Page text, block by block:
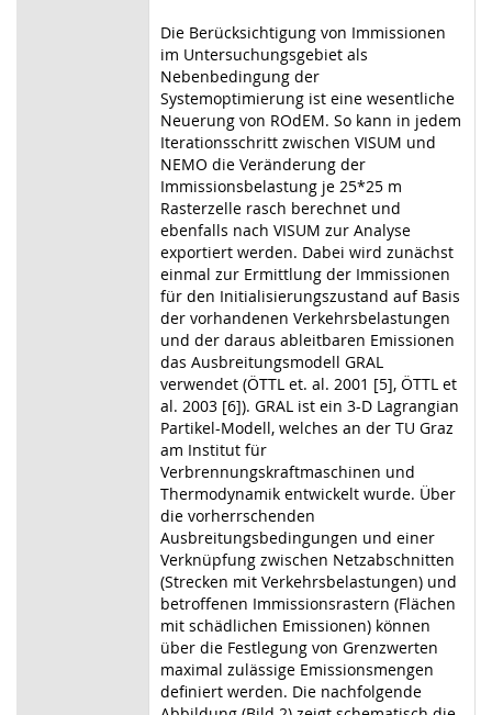
Die Berücksichtigung von Immissionen
im Untersuchungsgebiet als
Nebenbedingung der
Systemoptimierung ist eine wesentliche
Neuerung von ROdEM. So kann in jedem
Iterationsschritt zwischen VISUM und
NEMO die Veränderung der
Immissionsbelastung je 25*25 m
Rasterzelle rasch berechnet und
ebenfalls nach VISUM zur Analyse
exportiert werden. Dabei wird zunächst
einmal zur Ermittlung der Immissionen
für den Initialisierungszustand auf Basis
der vorhandenen Verkehrsbelastungen
und der daraus ableitbaren Emissionen
das Ausbreitungsmodell GRAL
verwendet (ÖTTL et. al. 2001 [5], ÖTTL et
al. 2003 [6]). GRAL ist ein 3-D Lagrangian
Partikel-Modell, welches an der TU Graz
am Institut für
Verbrennungskraftmaschinen und
Thermodynamik entwickelt wurde. Über
die vorherrschenden
Ausbreitungsbedingungen und einer
Verknüpfung zwischen Netzabschnitten
(Strecken mit Verkehrsbelastungen) und
betroffenen Immissionsrastern (Flächen
mit schädlichen Emissionen) können
über die Festlegung von Grenzwerten
maximal zulässige Emissionsmengen
definiert werden. Die nachfolgende